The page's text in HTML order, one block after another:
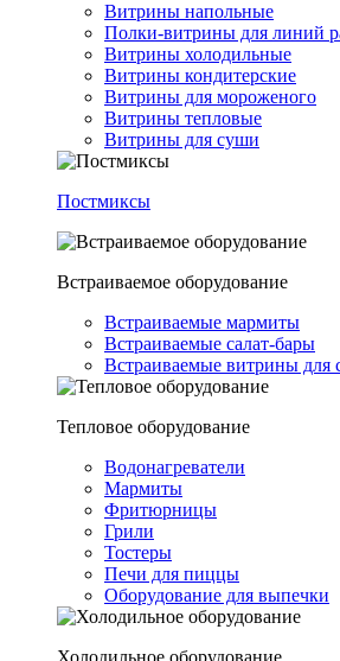
Витрины напольные
Полки-витрины для линий
Витрины холодильные
Витрины кондитерские
Витрины для мороженого
Витрины тепловые
Витрины для суши
Постмиксы
Встраиваемое оборудование
Встраиваемые мармиты
Встраиваемые салат-бары
Встраиваемые витрины для
Тепловое оборудование
Водонагреватели
Мармиты
Фритюрницы
Грили
Тостеры
Печи для пиццы
Оборудование для выпечки
Холодильное оборудование